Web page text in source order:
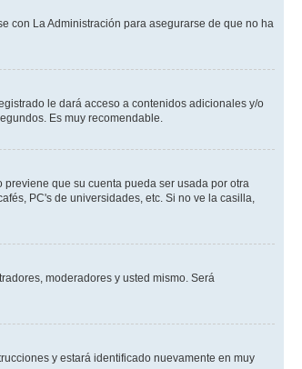
con La Administración para asegurarse de que no ha
le dará acceso a contenidos adicionales y/o
Es muy recomendable.
que su cuenta pueda ser usada por otra
PC's de universidades, etc. Si no ve la casilla,
moderadores y usted mismo. Será
y estará identificado nuevamente en muy